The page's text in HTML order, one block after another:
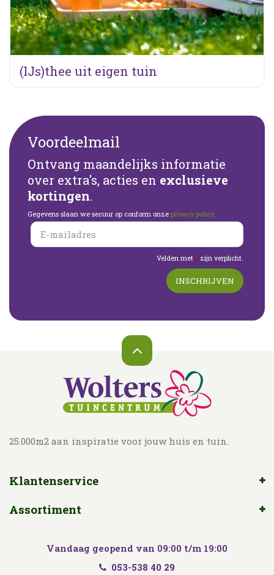
(IJs)thee uit eigen tuin
Voordeelmail
Ontvang maandelijks informatie
over extra's, acties en exclusieve
kortingen.
Gegevens slaan we secuur op conform onze privacy policy.
Velden met * zijn verplicht.
25.000m2 aan inspiratie voor jouw huis en tuin.
Klantenservice
Assortiment
Vandaag geopend van 09:00 t/m 19:00
053-538 40 29